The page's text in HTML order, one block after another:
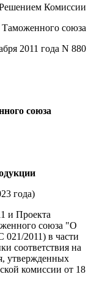
Комиссии
Таможенного союза
2011 года N 880
союза
года)
и Проекта
союза "О
2011) в части
соответствия на
утвержденных
комиссии от 18